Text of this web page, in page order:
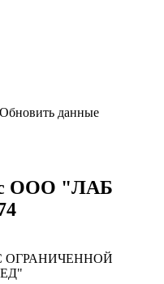
Обновить данные
ООО "ЛАБ
ОГРАНИЧЕННОЙ